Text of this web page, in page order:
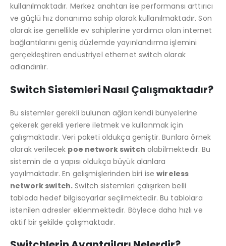
kullanılmaktadır. Merkez anahtarı ise performansı arttırıcı
ve güçlü hız donanıma sahip olarak kullanılmaktadır. Son
olarak ise genellikle ev sahiplerine yardımcı olan internet
bağlantılarını geniş düzlemde yayınlandırma işlemini
gerçekleştiren endüstriyel ethernet switch olarak
adlandırılır.
Switch Sistemleri Nasıl Çalışmaktadır?
Bu sistemler gerekli bulunan ağları kendi bünyelerine
çekerek gerekli yerlere iletmek ve kullanmak için
çalışmaktadır. Veri paketi oldukça geniştir. Bunlara örnek
olarak verilecek poe network switch olabilmektedir. Bu
sistemin de a yapısı oldukça büyük alanlara
yayılmaktadır. En gelişmişlerinden biri isewireless
network switch. Switch sistemleri çalışırken belli
tabloda hedef bilgisayarlar seçilmektedir. Bu tablolara
istenilen adresler eklenmektedir. Böylece daha hızlı ve
aktif bir şekilde çalışmaktadır.